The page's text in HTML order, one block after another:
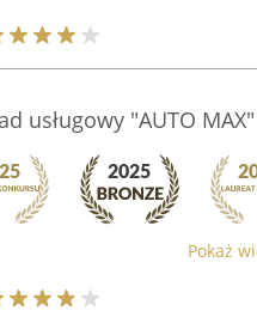
usługowy "AUTO MAX"
Pokaż